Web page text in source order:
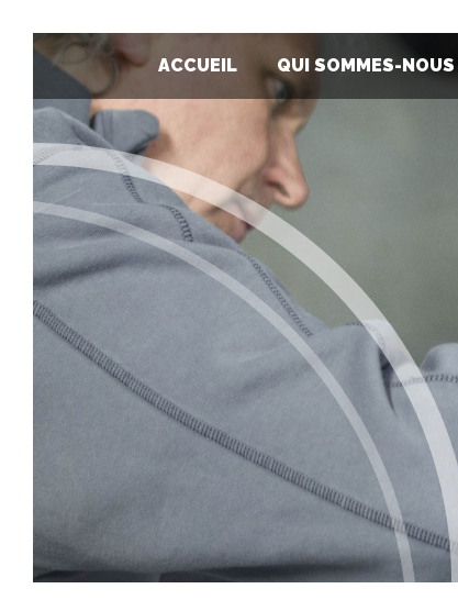
ACCUEIL QUI SOMMES-NOUS